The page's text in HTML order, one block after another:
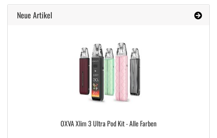
Neue Artikel
OXVA Xlim 3 Ultra Pod Kit - Alle Farben